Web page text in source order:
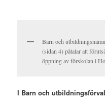
Barn och
(sidan 4) påtalar att
öppning av förskolan i
I Barn och